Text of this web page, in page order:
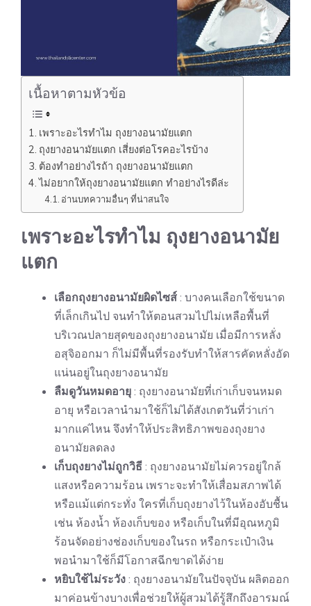
เนื้อหาตามหัวข้อ
เพราะอะไรทำไม ถุงยางอนามัยแตก
ถุงยางอนามัยแตก เสี่ยงต่อโรคอะไรบ้าง
ต้องทำอย่างไรถ้า ถุงยางอนามัยแตก
ไม่อยากให้ถุงยางอนามัยแตก ทำอย่างไรดีล่ะ
อ่านบทความอื่นๆ ที่น่าสนใจ
เพราะอะไรทำไม ถุงยางอนามัย
แตก
เลือกถุงยางอนามัยผิดไซส์ : บางคนเลือกใช้ขนาด
ที่เล็กเกินไป จนทำให้ตอนสวมไปไม่เหลือพื้นที่
บริเวณปลายสุดของถุงยางอนามัย เมื่อมีการหลั่ง
อสุจิออกมา ก็ไม่มีพื้นที่รองรับทำให้สารคัดหลั่งอัด
แน่นอยู่ในถุงยางอนามัย
ลืมดูวันหมดอายุ : ถุงยางอนามัยที่เก่าเก็บจนหมด
อายุ หรือเวลานำมาใช้ก็ไม่ได้สังเกตวันที่ว่าเก่า
มากแค่ไหน จึงทำให้ประสิทธิภาพของถุงยาง
อนามัยลดลง
เก็บถุงยางไม่ถูกวิธี : ถุงยางอนามัยไม่ควรอยู่ใกล้
แสงหรือความร้อน เพราะจะทำให้เสื่อมสภาพได้
หรือแม้แต่กระทั่ง ใครที่เก็บถุงยางไว้ในห้องอับชื้น
เช่น ห้องน้ำ ห้องเก็บของ หรือเก็บในที่มีอุณหภูมิ
ร้อนจัดอย่างช่องเก็บของในรถ หรือกระเป๋าเงิน
พอนำมาใช้ก็มีโอกาสฉีกขาดได้ง่าย
หยิบใช้ไม่ระวัง : ถุงยางอนามัยในปัจจุบัน ผลิตออก
มาค่อนข้างบางเพื่อช่วยให้ผู้สวมได้รู้สึกถึงอารมณ์